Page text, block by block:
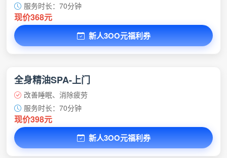
服务时长：70分钟
现价368元
新人3OO元福利券
全身精油SPA-上门
改善睡眠、消除疲劳
服务时长：70分钟
现价398元
新人3OO元福利券